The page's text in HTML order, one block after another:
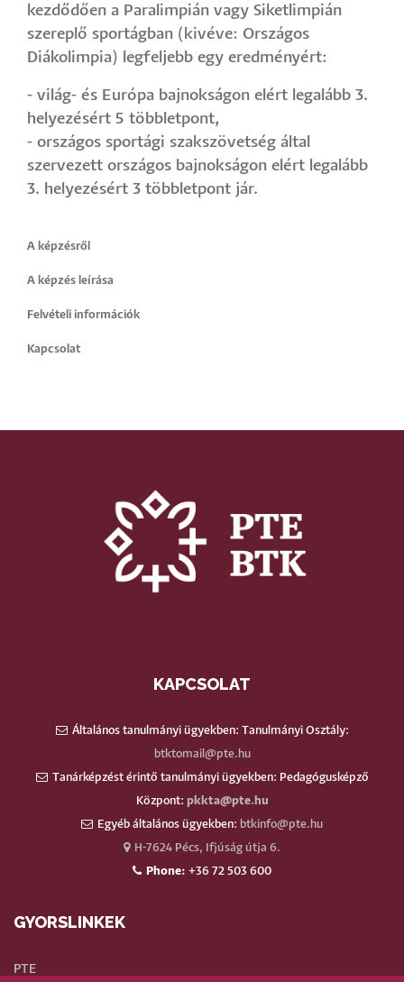
kezdődően a Paralimpián vagy Siketlimpián
szereplő sportágban (kivéve: Országos
Diákolimpia) legfeljebb egy eredményért:
- világ- és Európa bajnokságon elért legalább 3.
helyezésért 5 többletpont,
- országos sportági szakszövetség által
szervezett országos bajnokságon elért legalább
3. helyezésért 3 többletpont jár.
A képzésről
A képzés leírása
Felvételi információk
Kapcsolat
KAPCSOLAT
Általános tanulmányi ügyekben: Tanulmányi Osztály:
btktomail@pte.hu
Tanárképzést érintő tanulmányi ügyekben: Pedagógusképző
Központ: pkkta@pte.hu
Egyéb általános ügyekben: btkinfo@pte.hu
H-7624 Pécs, Ifjúság útja 6.
Phone: +36 72 503 600
GYORSLINKEK
PTE